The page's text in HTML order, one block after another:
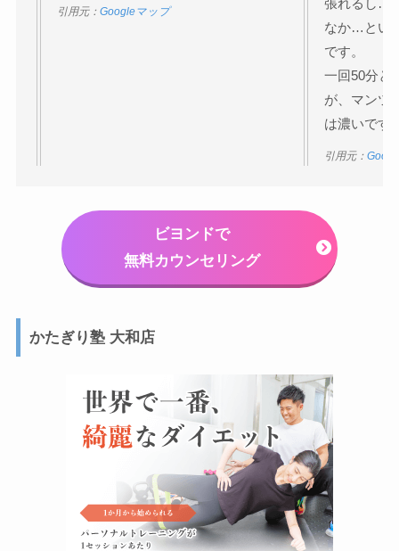
引用元： Googleマップ
張れるし…
なか…とい
です。
一回50分と
が、マンツ
は濃いです
引用元：
ビヨンドで
無料カウンセリング
かたぎり塾 大和店